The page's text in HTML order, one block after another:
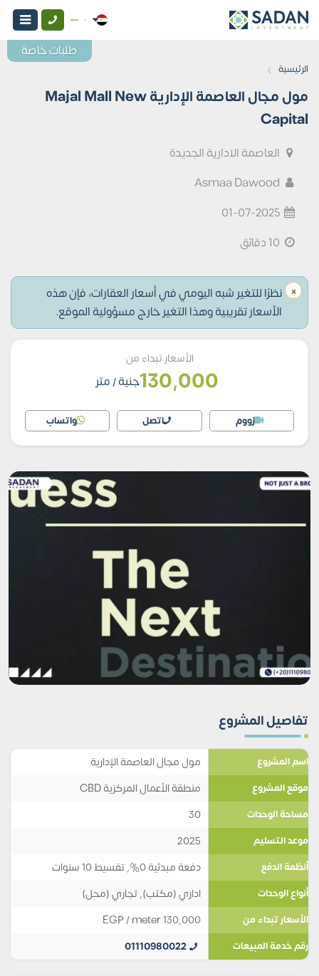
الرئيسية ›
مول مجال العاصمة الإدارية Majal Mall New
Capital
العاصمة الادارية الجديدة
01-07-2025
× نظرًا للتغير شبه اليومي في أسعار العقارات، فإن هذه
الأسعار تقريبية وهذا التغير خارج مسؤولية الموقع.
الأسعار تبداء من
130,000جنية/ متر
زووم اتصل واتساب
تفاصيل المشروع
اسم المشروع مول مجال العاصمة الإدارية
موقع المشروع منطقة الأعمال المركزية CBD
مساحة الوحدات 30
موعد التسليم 2025
أنظمة الدفع دفعة مبدئية 0%, تقسيط 10 سنوات
أنواع الوحدات اداري (مكتب),تجاري (محل)
الأسعار تبداء من 130,000
EGP/ meter
رقم خدمة المبيعات 01110980022
طلبات خاصة